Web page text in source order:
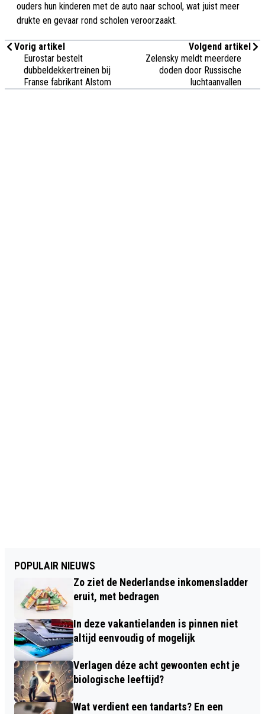
ouders hun kinderen met de auto naar school, wat juist meer
drukte en gevaar rond scholen veroorzaakt.
Vorig artikel
Eurostar bestelt
dubbeldekkertreinen bij
Franse fabrikant Alstom
Volgend artikel
Zelensky meldt meerdere
doden door Russische
luchtaanvallen
POPULAIR NIEUWS
Zo ziet de Nederlandse inkomensladder
eruit, met bedragen
In deze vakantielanden is pinnen niet
altijd eenvoudig of mogelijk
Verlagen déze acht gewoonten echt je
biologische leeftijd?
Wat verdient een tandarts? En een